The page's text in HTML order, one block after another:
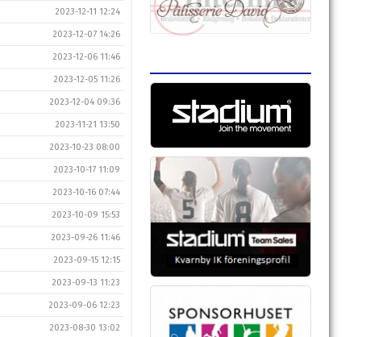
2023-12-11 12:24
2023-12-07 14:26
2023-12-06 11:46
2023-12-05 11:26
2023-12-04 09:36
2023-11-21 13:50
2023-10-23 08:00
2023-10-17 11:09
2023-10-16 07:44
2023-10-09 15:53
2023-09-26 11:46
2023-09-15 12:15
2023-09-13 11:23
2023-09-06 12:23
2023-08-30 13:02